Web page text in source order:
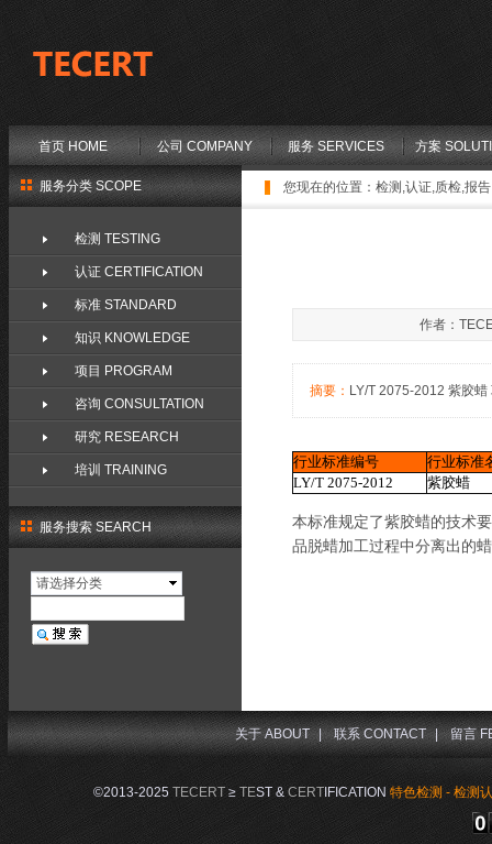
首页 HOME 公司 COMPANY 服务 SERVICES 方案
您现在的位置： 检测,认证,质检,报
服务搜索 SEARCH
请选择分类
作者：
摘要： LY/T 2075-2012 紫胶
行业标准编号
行业标准
LY/T 2075-2012
紫胶蜡
本标准规定了紫胶蜡的技术
品脱蜡加工过程中分离出的
服务分类 SCOPE
检测 TESTING
认证 CERTIFICATION
标准 STANDARD
知识 KNOWLEDGE
项目 PROGRAM
咨询 CONSULTATION
研究 RESEARCH
培训 TRAINING
©2013-2025 TECERT≥ TEST & CERTIFICATION 特色检测 - 检测
关于 ABOUT | 联系 CONTACT | 留言